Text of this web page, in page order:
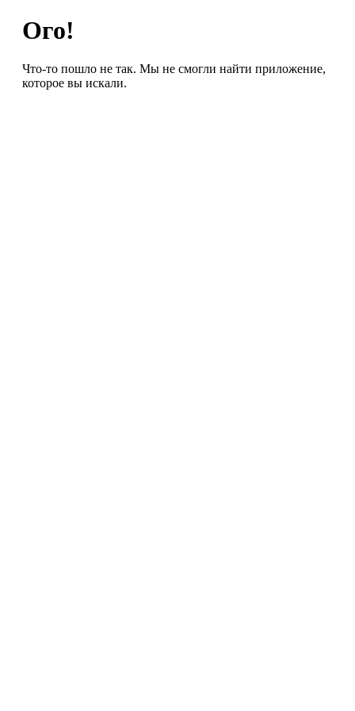
Ого!
Что-то пошло не так. Мы не смогли найти приложение,
которое вы искали.